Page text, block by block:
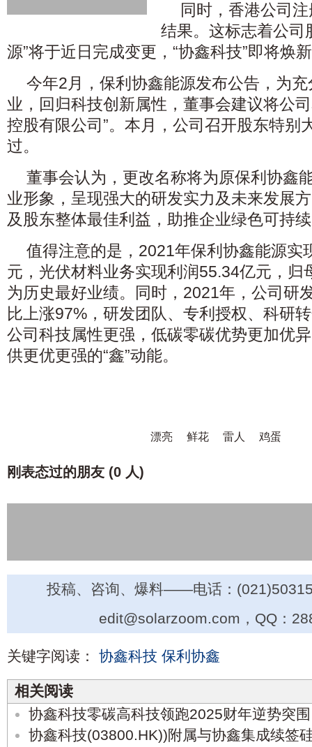
同时，香港公司
结果。这标志着公司
源”将于近日完成变更，“协鑫科技”即将焕
今年2月，保利协鑫能源发布公告，为
业，回归科技创新属性，董事会建议将公
控股有限公司”。本月，公司召开股东特别
过。
董事会认为，更改名称将为原保利协鑫
业形象，呈现强大的研发实力及未来发展
及股东整体最佳利益，助推企业绿色可持
值得注意的是，2021年保利协鑫能源实
元，光伏材料业务实现利润55.34亿元，归
为历史最好业绩。同时，2021年，公司研
比上涨97%，研发团队、专利授权、科研
公司科技属性更强，低碳零碳优势更加优
供更优更强的“鑫”动能。
漂亮 鲜花 雷人 鸡蛋
刚表态过的朋友 (0 人)
投稿、咨询、爆料——电话：
edit@solarzoom.com，QQ：
关键字阅读： 协鑫科技 保利协鑫
相关阅读
协鑫科技零碳高科技领跑2025财年逆势突围
协鑫科技(03800.HK))附属与协鑫集成续签